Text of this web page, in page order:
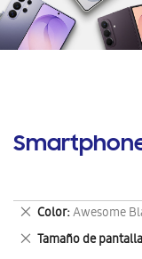
Color Awesome
Eliminar
este
artículo
Tamaño de pantalla
Eliminar